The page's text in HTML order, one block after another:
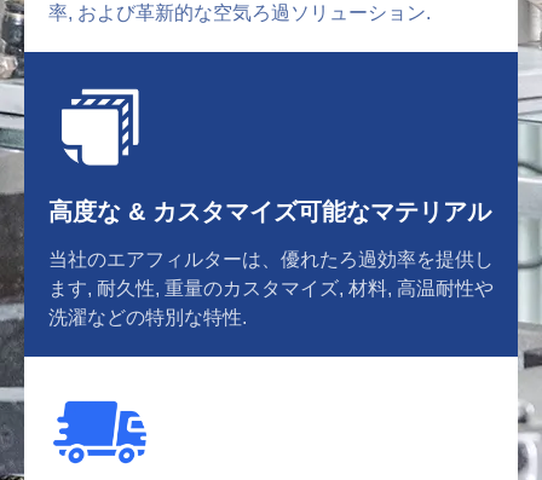
率, および革新的な空気ろ過ソリューション.
高度な & カスタマイズ可能なマテリアル
当社のエアフィルターは、優れたろ過効率を提供し
ます, 耐久性, 重量のカスタマイズ, 材料, 高温耐性や
洗濯などの特別な特性.